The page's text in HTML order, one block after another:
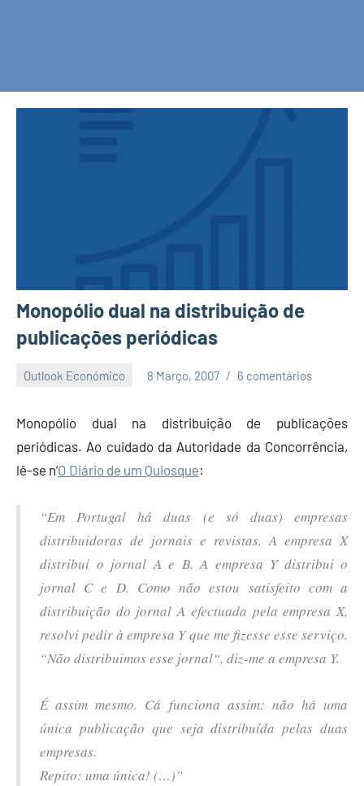
Monopólio dual na distribuição de
publicações periódicas
Outlook Económico 8 Março, 2007
Finanças
6 comentários
Monopólio dual na distribuição de publicações
periódicas. Ao cuidado da Autoridade da Concorrência,
lê-se n’O Diário de um Quiosque:
“Em Portugal há duas (e só duas) empresas
distribuidoras de jornais e revistas. A empresa X
distribui o jornal A e B. A empresa Y distribui o
jornal C e D. Como não estou satisfeito com a
distribuição do jornal A efectuada pela empresa X,
resolvi pedir à empresa Y que me fizesse esse serviço.
“Não distribuimos esse jornal“, diz-me a empresa Y.
É assim mesmo. Cá funciona assim: não há uma
única publicação que seja distribuída pelas duas
empresas.
Repito: uma única! (…)”